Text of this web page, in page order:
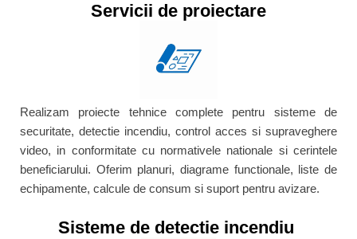
Servicii de proiectare
Realizam proiecte tehnice complete pentru sisteme de
securitate, detectie incendiu, control acces si supraveghere
video, in conformitate cu normativele nationale si cerintele
beneficiarului. Oferim planuri, diagrame functionale, liste de
echipamente, calcule de consum si suport pentru avizare.
Sisteme de detectie incendiu